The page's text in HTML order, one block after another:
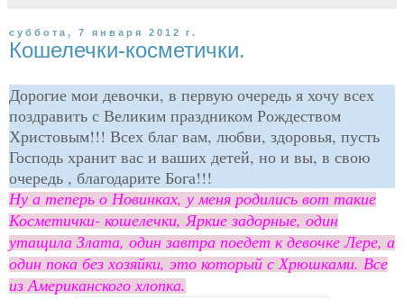
суббота, 7 января 2012 г.
Кошелечки-косметички.
Дорогие мои девочки, в первую очередь я хочу всех
поздравить с Великим праздником Рождеством
Христовым!!! Всех благ вам, любви, здоровья, пусть
Господь хранит вас и ваших детей, но и вы, в свою
очередь , благодарите Бога!!!
Ну а теперь о Новинках, у меня родились вот такие
Косметички- кошелечки, Яркие задорные, один
утащила Злата, один завтра поедет к девочке Лере, а
один пока без хозяйки, это который с Хрюшками. Все
из Американского хлопка.